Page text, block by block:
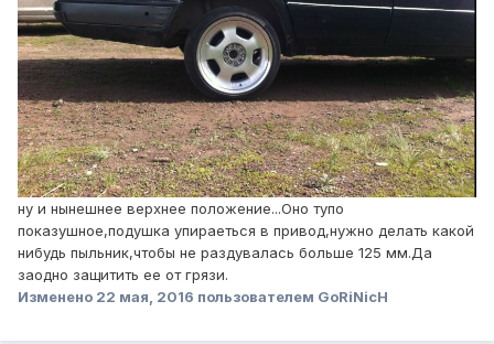
ну и нынешнее верхнее положение...Оно тупо
показушное,подушка упираеться в привод,нужно делать какой
нибудь пыльник,чтобы не раздувалась больше 125 мм.Да
заодно защитить ее от грязи.
Изменено 22 мая, 2016 пользователем GoRiNicH